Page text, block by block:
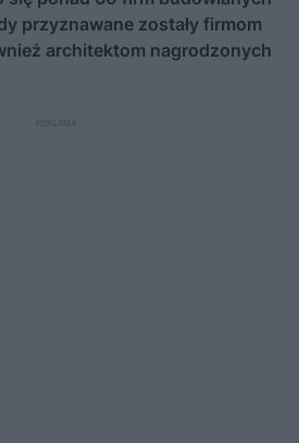
przyznawane zostały firmom
architektom nagrodzonych